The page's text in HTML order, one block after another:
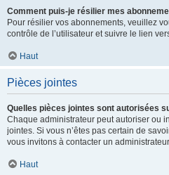
Comment puis-je résilier mes
Pour résilier vos abonnements, veuillez
contrôle de l’utilisateur et suivre le lien
Haut
Pièces jointes
Quelles pièces jointes sont autorisées
Chaque administrateur peut autoriser ou
jointes. Si vous n’êtes pas certain de
vous invitons à contacter un
Haut